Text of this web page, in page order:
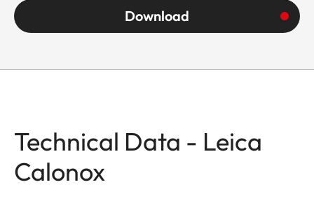
Download
Technical Data - Leica
Calonox